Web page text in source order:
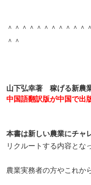
＾＾＾＾＾＾＾＾＾＾＾
＾＾
山下弘幸著 稼げる新農
中国語翻訳版が中国で出
本書は新しい農業にチャ
リクルートする内容とな
農業実務者の方やこれか